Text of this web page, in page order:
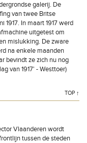
galerij. De
van twee Britse
In maart 1917 werd
uitgetest om
mislukking. De zware
na enkele maanden
bevindt ze zich nu nog
van 1917' - Westtoer)
TOP ↑
Vlaanderen wordt
tussen de steden